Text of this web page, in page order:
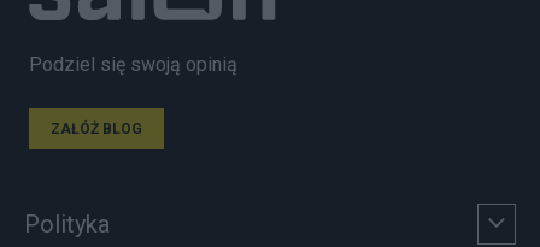
Podziel się swoją opinią
ZAŁÓŻ BLOG
Polityka